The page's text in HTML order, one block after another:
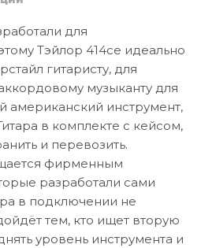
для
Тэйлор 414се идеально
гитаристу, для
музыканту для
американский инструмент,
в комплекте с кейсом,
и перевозить.
фирменным
разработали сами
в подключении не
тем, кто ищет вторую
уровень инструмента и